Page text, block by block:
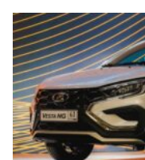
журналистам
ходе
«Иннопром.